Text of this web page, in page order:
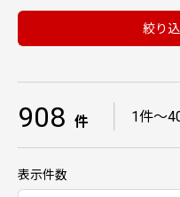
絞り
908 件 1件〜
表示件数